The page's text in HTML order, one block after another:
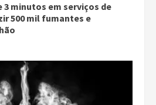
minutos em serviços de
500 mil fumantes e